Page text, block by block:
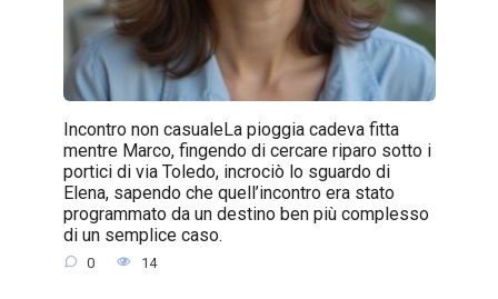
Incontro non casualeLa pioggia cadeva fitta
mentre Marco, fingendo di cercare riparo sotto i
portici di via Toledo, incrociò lo sguardo di
Elena, sapendo che quell’incontro era stato
programmato da un destino ben più complesso
di un semplice caso.
0 14